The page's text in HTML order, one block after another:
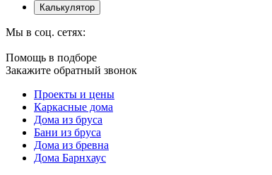
Калькулятор
Мы в соц. сетях:
Помощь в подборе
Закажите обратный звонок
Проекты и цены
Каркасные дома
Дома из бруса
Бани из бруса
Дома из бревна
Дома Барнхаус